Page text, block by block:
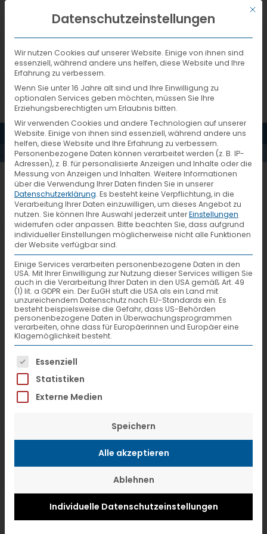
DEUTSCH
MENÜ
AKTUELLES
VTL hat seine Gäste
vermessen
Tag der Logistik 2016
Dort wo VTL üblicherweise Gewicht und
Volumen seiner Sendungen berechnet,
wurden gestern die 24 Teilnehmer am
Tag der Logistik in zwei Gruppen
vermessen – das Gesamtergebnis
waren 2.048 kg und 13.229 Kubikmeter.
Dies geschah mit der neuen Wiege-
und Vermessungsanlage – ein
Highlight, das die Gäste im
Hauptumschlagbetrieb (HUB) in Fulda
besichtigt haben. Desweiteren erlebten
die Besucher am späten Abend in der
Umschlag-Halle eine „Sendungsreise“:
Im realen Betrieb verfolgten sie alle
Mit
Datenschutzeinstellungen
Wir nutzen Cookies auf unserer Website. Einige von ihnen sind
essenziell, während andere uns helfen, diese Website und Ihre
Erfahrung zu verbessern.
Wenn Sie unter 16 Jahre alt sind und Ihre Einwilligung zu
optionalen Services geben möchten, müssen Sie Ihre
Erziehungsberechtigten um Erlaubnis bitten.
Wir verwenden Cookies und andere Technologien auf unserer
Website. Einige von ihnen sind essenziell, während andere uns
helfen, diese Website und Ihre Erfahrung zu verbessern.
Personenbezogene Daten können verarbeitet werden (z. B. IP-
Adressen), z. B. für personalisierte Anzeigen und Inhalte oder die
Messung von Anzeigen und Inhalten. Weitere Informationen
über die Verwendung Ihrer Daten finden Sie in unserer
Datenschutzerklärung. Es besteht keine Verpflichtung, in die
Verarbeitung Ihrer Daten einzuwilligen, um dieses Angebot zu
nutzen. Sie können Ihre Auswahl jederzeit unterEinstellungen
widerrufen oder anpassen. Bitte beachten Sie, dass aufgrund
individueller Einstellungen möglicherweise nicht alle Funktionen
der Website verfügbar sind.
Einige Services verarbeiten personenbezogene Daten in den
USA. Mit Ihrer Einwilligung zur Nutzung dieser Services willigen Sie
auch in die Verarbeitung Ihrer Daten in den USA gemäß Art. 49
(1) lit. a GDPR ein. Der EuGH stuft die USA als ein Land mit
unzureichendem Datenschutz nach EU-Standards ein. Es
besteht beispielsweise die Gefahr, dass US-Behörden
personenbezogene Daten in Überwachungsprogrammen
verarbeiten, ohne dass für Europäerinnen und Europäer eine
Klagemöglichkeit besteht.
Es folgt eine Liste der Service-Gruppen,
Essenziell
Statistiken
Externe Medien
Speichern
Alle akzeptieren
Ablehnen
Individuelle Datenschutzeinstellungen